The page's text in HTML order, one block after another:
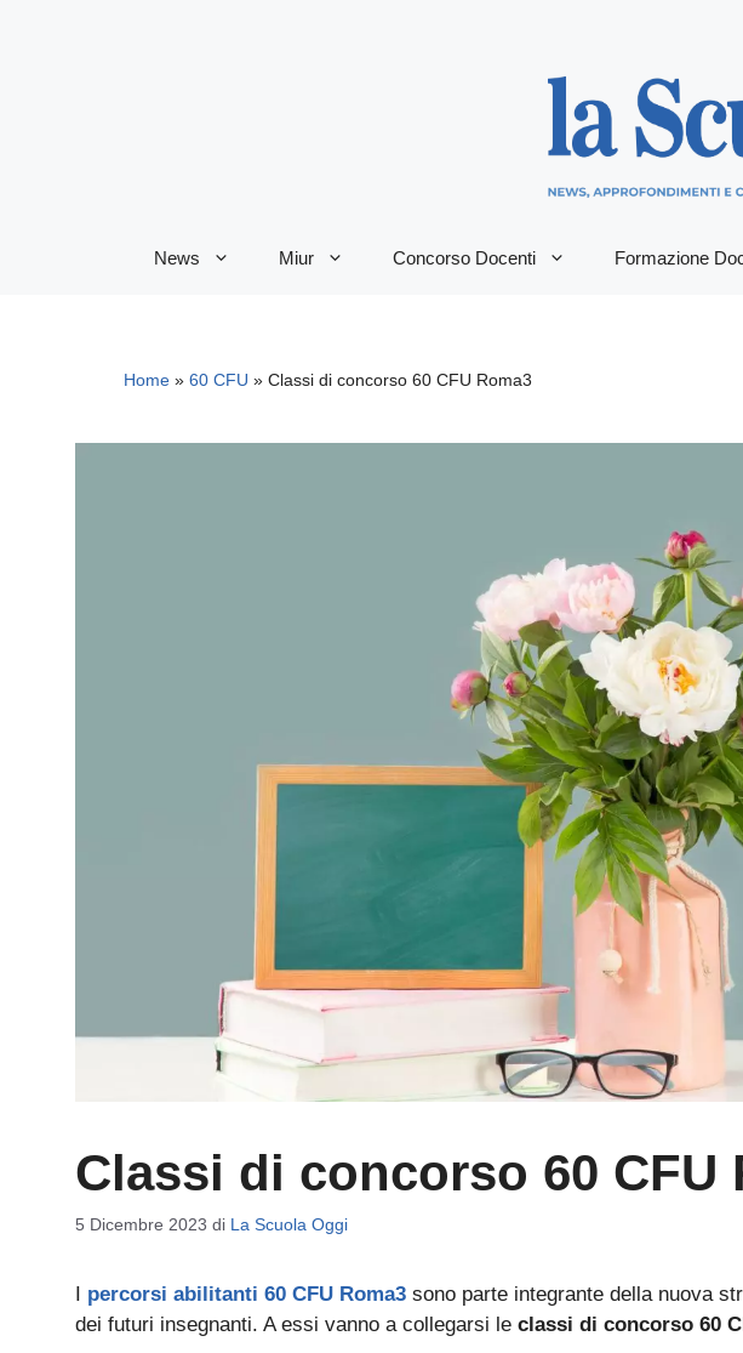
News Miur Concorso Docenti Formazione
Home » 60 CFU » Classi di concorso 60 CFU Roma3
Classi di concorso 60 CFU
5 Dicembre 2023 di La Scuola Oggi
I percorsi abilitanti 60 CFU Roma3 sono parte integrante della nuova
dei futuri insegnanti. A essi vanno a collegarsi le classi di concorso 60